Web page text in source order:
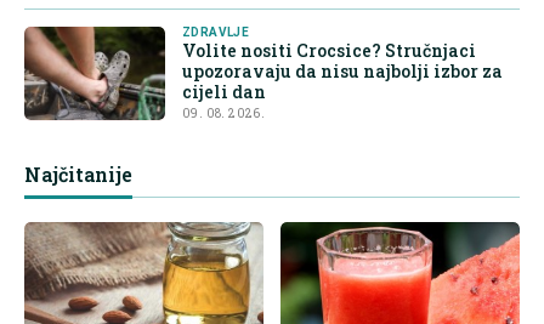
ZDRAVLJE
Volite nositi Crocsice? Stručnjaci
upozoravaju da nisu najbolji izbor za
cijeli dan
09. 08. 2026.
Najčitanije